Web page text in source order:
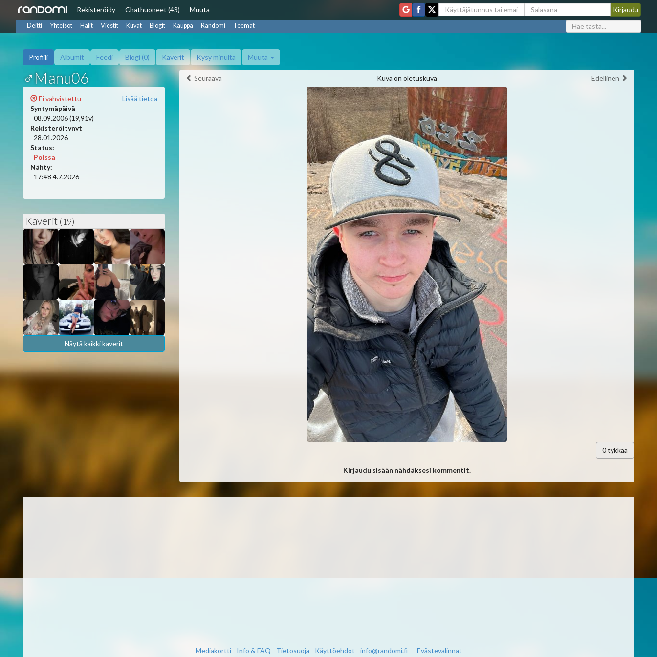
Rekisteröidy Chathuoneet (43) Muuta
Deitti Yhteisöt Halit Viestit Kuvat Blogit Kauppa Randomi Teemat
Profiili Albumit Feedi Blogi (0) Kaverit Kysy minulta Muuta
Seuraava Kuva on oletuskuva Edellinen
0tykkää
Kirjaudu sisään nähdäksesi kommentit.
♂Manu06
Lisää tietoa
Ei vahvistettu
Syntymäpäivä
08.09.2006 (19,91v)
Rekisteröitynyt
28.01.2026
Status:
Poissa
Nähty:
17:48 4.7.2026
Kaverit (19)
Näytä kaikki kaverit
Mediakortti- Info & FAQ - Tietosuoja - Käyttöehdot - info@randomi.fi - - Evästevalinnat